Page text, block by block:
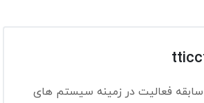
فعالیت در زمینه سیستم های